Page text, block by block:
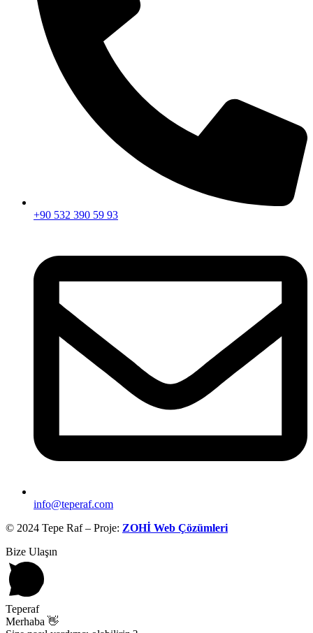
+90 532 390 59 93
info@teperaf.com
© 2024 Tepe Raf – Proje: ZOHİ Web Çözümleri
Bize Ulaşın
Teperaf
Merhaba 👋